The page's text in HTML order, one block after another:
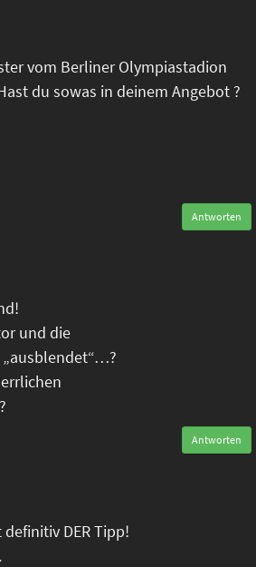
vom Berliner Olympiastadion
du sowas in deinem Angebot ?
Antworten
und die
„ausblendet“…?
Antworten
DER Tipp!